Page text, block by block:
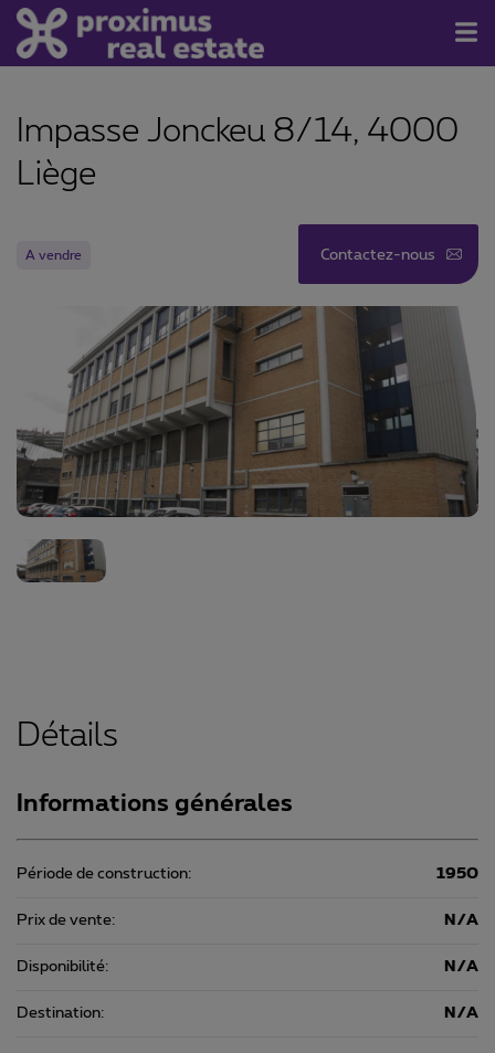
Contact
Impasse Jonckeu 8/14, 4000
Liège
A vendre Contactez-nous
Détails
Informations générales
Période de construction: 1950
Prix de vente: N/A
Disponibilité: N/A
Destination: N/A